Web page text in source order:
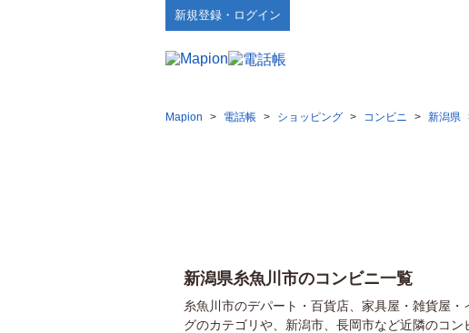
新規登録・ログイン
Mapion > 電話帳 > ショッピング > コンビニ > 新潟県
新潟県糸魚川市のコンビニ一覧
糸魚川市のデパート・百貨店、家具屋・雑貨屋
グのカテゴリや、新潟市、長岡市など近隣のコン